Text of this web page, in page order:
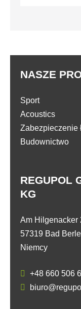
REGUPOL
KG
Am Hilgenacker
57319 Bad
Niemcy
+48 660 506
NASZE
Sport
Acoustics
Zabezpieczenie
Budownictwo